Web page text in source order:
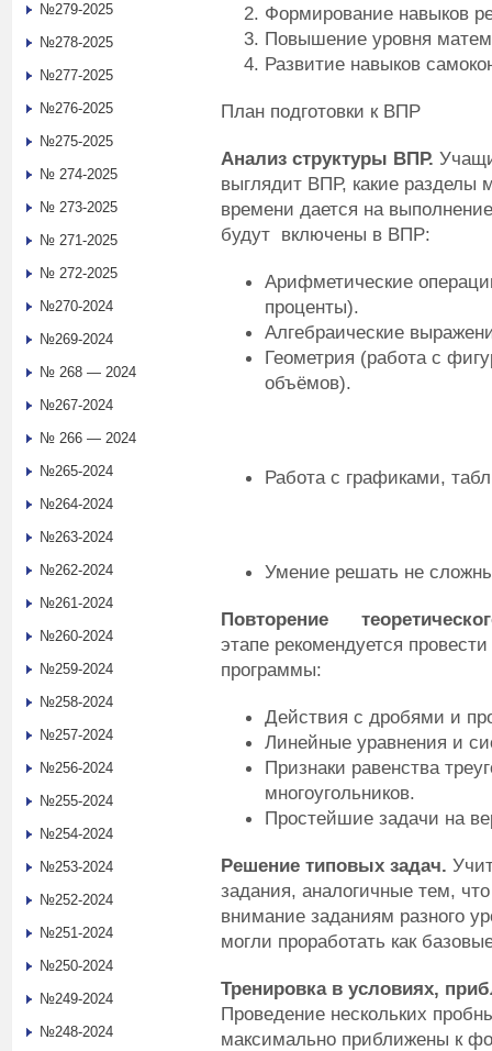
Формирование навыков
Повышение уровня
Развитие навыков
План подготовки к ВПР
Анализ структуры ВПР.
выглядит ВПР, какие разделы
времени дается на
будут включены в ВПР:
Арифметические
проценты).
Алгебраические
Геометрия (работа с
объёмов).
Работа с графиками,
Умение решать не
Повторение
этапе рекомендуется
программы:
Действия с дробями и
Линейные уравнения и
Признаки равенства
многоугольников.
Простейшие задачи на
Решение типовых задач.
задания, аналогичные тем,
внимание заданиям разного
могли проработать как
Тренировка в условиях,
Проведение нескольких
максимально приближены к
№279-2025
№278-2025
№277-2025
№276-2025
№275-2025
№ 274-2025
№ 273-2025
№ 271-2025
№ 272-2025
№270-2024
№269-2024
№ 268 — 2024
№267-2024
№ 266 — 2024
№265-2024
№264-2024
№263-2024
№262-2024
№261-2024
№260-2024
№259-2024
№258-2024
№257-2024
№256-2024
№255-2024
№254-2024
№253-2024
№252-2024
№251-2024
№250-2024
№249-2024
№248-2024